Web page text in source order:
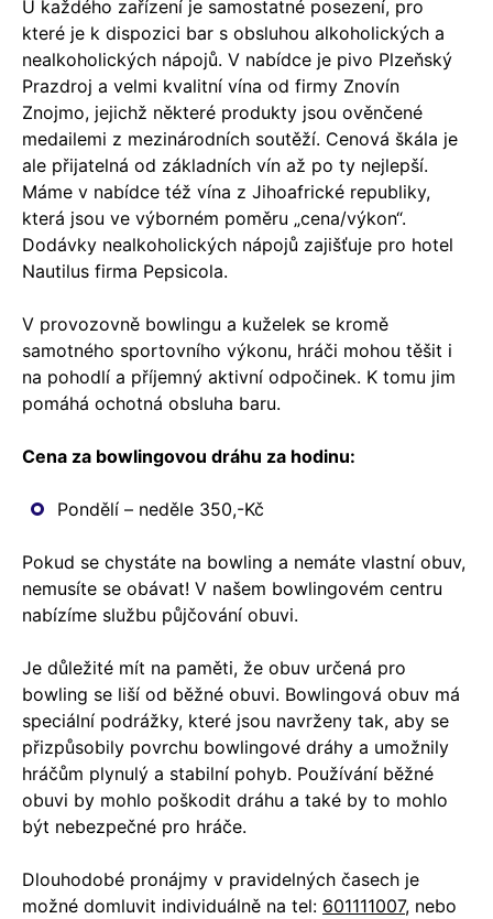
U každého zařízení je samostatné posezení, pro
které je k dispozici bar s obsluhou alkoholických a
nealkoholických nápojů. V nabídce je pivo Plzeňský
Prazdroj a velmi kvalitní vína od firmy Znovín
Znojmo, jejichž některé produkty jsou ověnčené
medailemi z mezinárodních soutěží. Cenová škála je
ale přijatelná od základních vín až po ty nejlepší.
Máme v nabídce též vína z Jihoafrické republiky,
která jsou ve výborném poměru „cena/výkon“.
Dodávky nealkoholických nápojů zajišťuje pro hotel
Nautilus firma Pepsicola.
V provozovně bowlingu a kuželek se kromě
samotného sportovního výkonu, hráči mohou těšit i
na pohodlí a příjemný aktivní odpočinek. K tomu jim
pomáhá ochotná obsluha baru.
Cena za bowlingovou dráhu za hodinu:
Pondělí – neděle 350,-Kč
Pokud se chystáte na bowling a nemáte vlastní obuv,
nemusíte se obávat! V našem bowlingovém centru
nabízíme službu půjčování obuvi.
Je důležité mít na paměti, že obuv určená pro
bowling se liší od běžné obuvi. Bowlingová obuv má
speciální podrážky, které jsou navrženy tak, aby se
přizpůsobily povrchu bowlingové dráhy a umožnily
hráčům plynulý a stabilní pohyb. Používání běžné
obuvi by mohlo poškodit dráhu a také by to mohlo
být nebezpečné pro hráče.
Dlouhodobé pronájmy v pravidelných časech je
možné domluvit individuálně na tel: 601111007, nebo